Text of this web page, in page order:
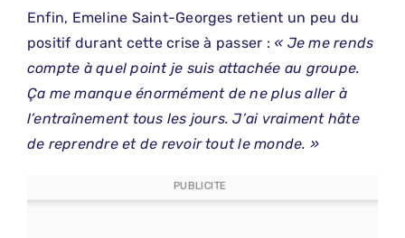
Enfin, Emeline Saint-Georges retient un peu du
positif durant cette crise à passer : « Je me rends
compte à quel point je suis attachée au groupe.
Ça me manque énormément de ne plus aller à
l’entraînement tous les jours. J’ai vraiment hâte
de reprendre et de revoir tout le monde. »
PUBLICITE